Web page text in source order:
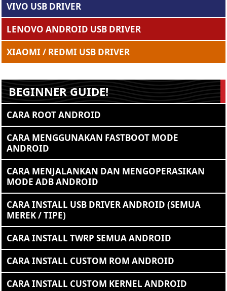
VIVO USB DRIVER
LENOVO ANDROID USB DRIVER
XIAOMI / REDMI USB DRIVER
BEGINNER GUIDE!
CARA ROOT ANDROID
CARA MENGGUNAKAN FASTBOOT MODE
ANDROID
CARA MENJALANKAN DAN MENGOPERASIKAN
MODE ADB ANDROID
CARA INSTALL USB DRIVER ANDROID (SEMUA
MEREK / TIPE)
CARA INSTALL TWRP SEMUA ANDROID
CARA INSTALL CUSTOM ROM ANDROID
CARA INSTALL CUSTOM KERNEL ANDROID